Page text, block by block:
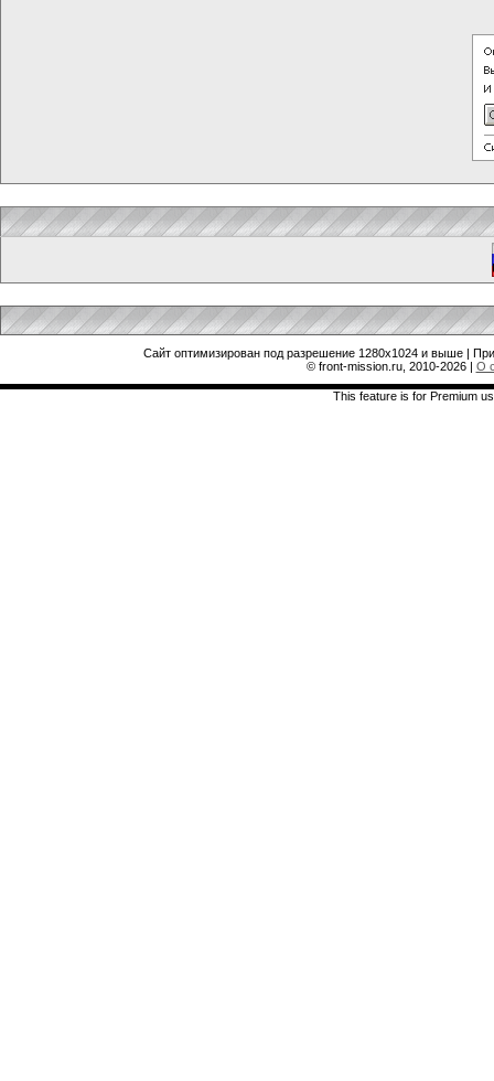
Сайт оптимизирован под разрешение 1280x1024 и выше |
© front-mission.ru, 2010-2026| О
This feature is for Premium